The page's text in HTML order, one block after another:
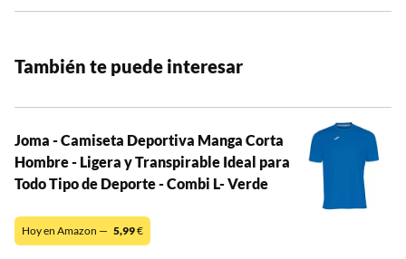
También te puede interesar
Joma - Camiseta Deportiva Manga Corta
Hombre - Ligera y Transpirable Ideal para
Todo Tipo de Deporte - Combi L- Verde
Hoy en Amazon — 5,99€